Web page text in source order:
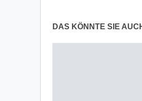
DAS KÖNNTE SIE